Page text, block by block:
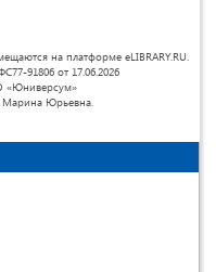
на платформе eLIBRARY.RU.
91806 от 17.06.2026
«Юниверсум»
Марина Юрьевна.